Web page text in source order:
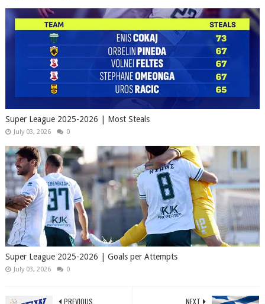
Super League 2025-2026 | Most Steals
July 03, 2026 0
Super League 2025-2026 | Goals per Attempts
July 03, 2026 0
NEXT
PREVIOUS